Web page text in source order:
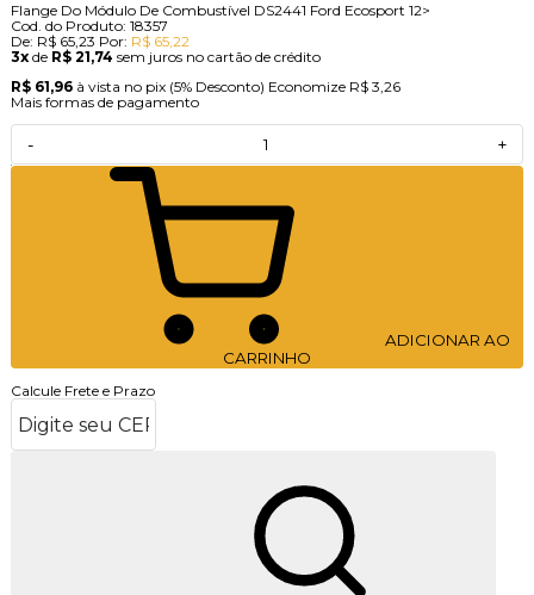
Flange Do Módulo De Combustível DS2441 Ford Ecosport 12>
Cod. do Produto: 18357
De: R$ 65,23 Por: R$ 65,22
3xde R$ 21,74 sem juros no cartão de crédito
R$ 61,96 à vista no pix (5% Desconto) Economize R$ 3,26
Mais formas de pagamento
- +
CARRINHO
Calcule Frete e Prazo